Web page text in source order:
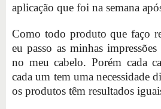
aplicação que foi na semana
Como todo produto que faço
eu passo as minhas
no meu cabelo. Porém cada
cada um tem uma necessidade
os produtos têm resultados